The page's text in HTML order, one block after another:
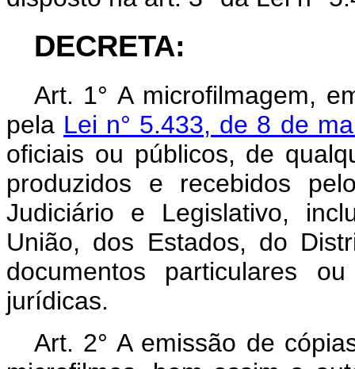
DECRETA:
Art. 1° A microfilmagem,
pela Lei n° 5.433, de 8 de
oficiais ou públicos, de
produzidos e recebidos
Judiciário e Legislativo,
União, dos Estados, do
documentos particulares
jurídicas.
Art. 2° A emissão de